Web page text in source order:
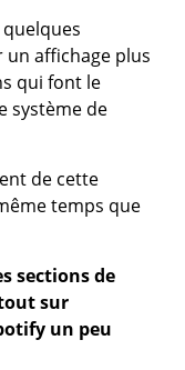
un affichage plus
qui font le
système de
de cette
temps que
sections de
sur
un peu